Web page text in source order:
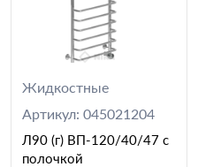
Жидкостные
Артикул: 045021204
Л90 (г) ВП-120/40/47 с
полочкой